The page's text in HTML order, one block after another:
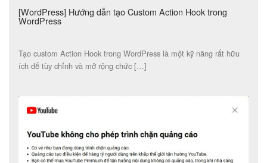
[WordPress] Hướng dẫn tạo Custom Action Hook trong
WordPress
Tạo custom Action Hook trong WordPress là một kỹ năng rất hữu
ích để tùy chỉnh và mở rộng chức […]